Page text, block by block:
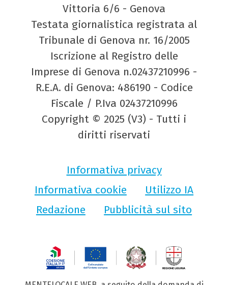
Vittoria 6/6 - Genova
Testata giornalistica registrata al
Tribunale di Genova nr. 16/2005
Iscrizione al Registro delle
Imprese di Genova n.02437210996 -
R.E.A. di Genova: 486190 - Codice
Fiscale / P.Iva 02437210996
Copyright © 2025 (V3) - Tutti i
diritti riservati
Informativa privacy
Informativa cookie
Utilizzo IA
Redazione
Pubblicità sul sito